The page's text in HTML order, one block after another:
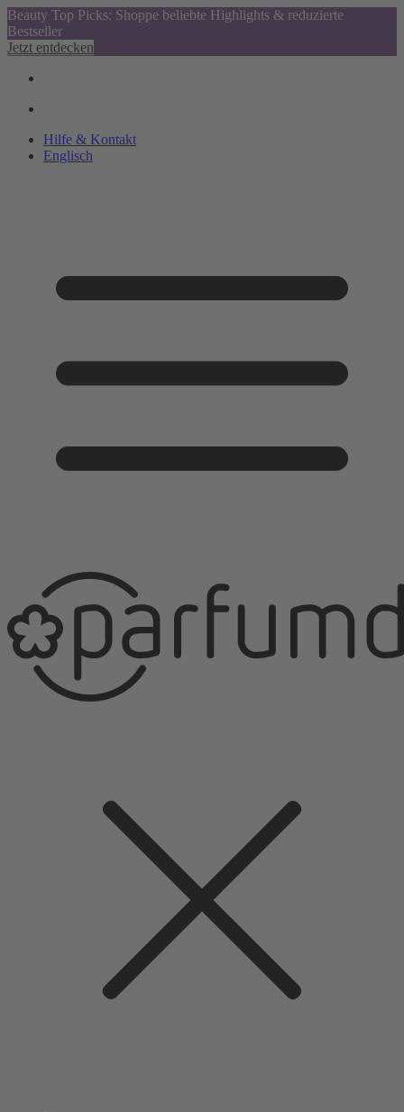
Beauty Top Picks: Shoppe beliebte Highlights & reduzierte
Bestseller
Jetzt entdecken
Hilfe & Kontakt
Englisch